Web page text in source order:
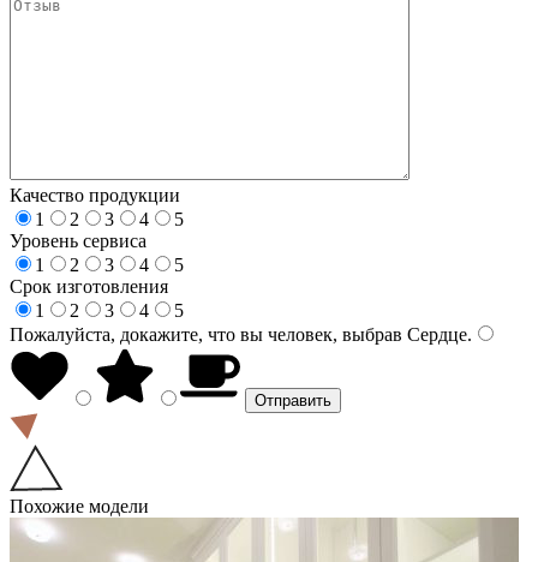
Качество продукции
1
2 3 4
5
Уровень сервиса
1
2 3 4
5
Срок изготовления
1
2 3 4
5
Пожалуйста, докажите, что вы человек, выбрав Сердце.
Похожие модели